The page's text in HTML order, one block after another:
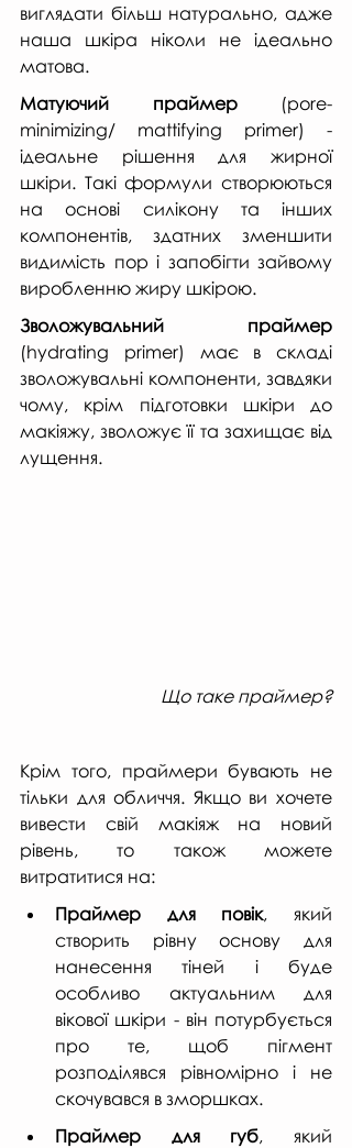
виглядати більш натурально, адже
наша шкіра ніколи не ідеально
матова.
Матуючий праймер (pore-
minimizing/ mattifying primer) -
ідеальне рішення для жирної
шкіри. Такі формули створюються
на основі силікону та інших
компонентів, здатних зменшити
видимість пор і запобігти зайвому
виробленню жиру шкірою.
Зволожувальний праймер
(hydrating primer) має в складі
зволожувальні компоненти, завдяки
чому, крім підготовки шкіри до
макіяжу, зволожує її та захищає від
лущення.
Що таке праймер?
Крім того, праймери бувають не
тільки для обличчя. Якщо ви хочете
вивести свій макіяж на новий
рівень, то також можете
витратитися на:
Праймер для повік, який
створить рівну основу для
нанесення тіней і буде
особливо актуальним для
вікової шкіри - він потурбується
про те, щоб пігмент
розподілявся рівномірно і не
скочувався в зморшках.
Праймер для губ, який